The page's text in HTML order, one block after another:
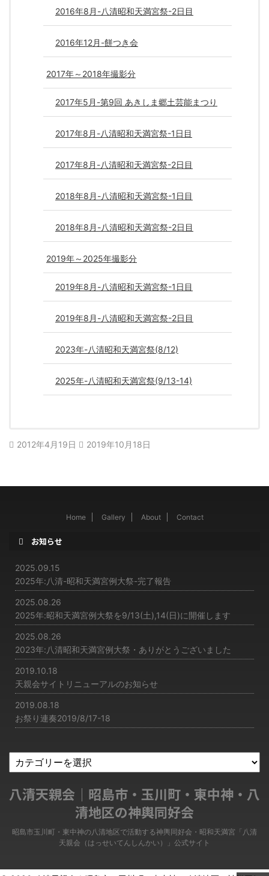
2016年8月-八清昭和天満宮祭-2日目
2016年12月-餅つき会
2017年～2018年撮影分
2017年5月-第9回 あきしま郷土芸能まつり
2017年8月-八清昭和天満宮祭-1日目
2017年8月-八清昭和天満宮祭-2日目
2018年8月-八清昭和天満宮祭-1日目
2018年8月-八清昭和天満宮祭-2日目
2019年～2025年撮影分
2019年8月-八清昭和天満宮祭-1日目
2019年8月-八清昭和天満宮祭-2日目
2023年-八清昭和天満宮祭(8/12)
2025年-八清昭和天満宮祭(9/13-14)
2012年4月19日 2019年10月18日
Home Gallery About Contact
お知らせ
2025.09.15
2025年:八清-昭和天満宮例大祭-完了報告
2025.08.26
2025年:昭和天満宮例大祭を9/13(土),14(日)に開催します
2025.08.26
2023年:八清昭和天満宮例大祭・ありがとうございました
2019.10.18
天親会サイトリニューアルのお知らせ
2019.08.18
お祭り連奏2019/8/17-18
八清天親会｜昭島市・玉川町・東中神・八
清地区の神輿同好会
昭島市玉川町・東中神の八清地区で活動する神輿同好会・昭和天満宮「八清
天親会（はっせいてんしんかい）」公式サイト